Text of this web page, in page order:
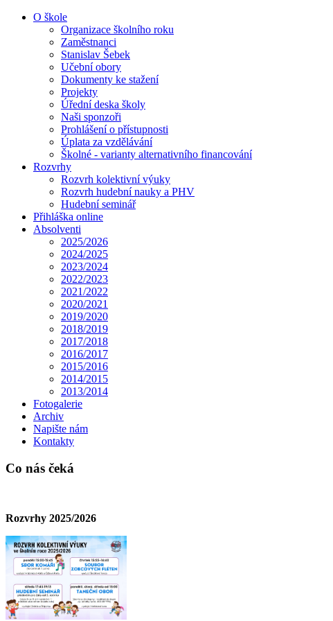
O škole
Organizace školního roku
Zaměstnanci
Stanislav Šebek
Učební obory
Dokumenty ke stažení
Projekty
Úřední deska školy
Naši sponzoři
Prohlášení o přístupnosti
Úplata za vzdělávání
Školné - varianty alternativního financování
Rozvrhy
Rozvrh kolektivní výuky
Rozvrh hudební nauky a PHV
Hudební seminář
Přihláška online
Absolventi
2025/2026
2024/2025
2023/2024
2022/2023
2021/2022
2020/2021
2019/2020
2018/2019
2017/2018
2016/2017
2015/2016
2014/2015
2013/2014
Fotogalerie
Archiv
Napište nám
Kontakty
Co nás čeká
Rozvrhy 2025/2026